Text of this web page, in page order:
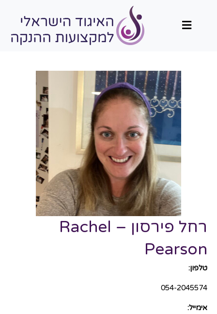
תפריט
רחל פירסון – Rachel
Pearson
טלפון:
054-2045574
אימייל: